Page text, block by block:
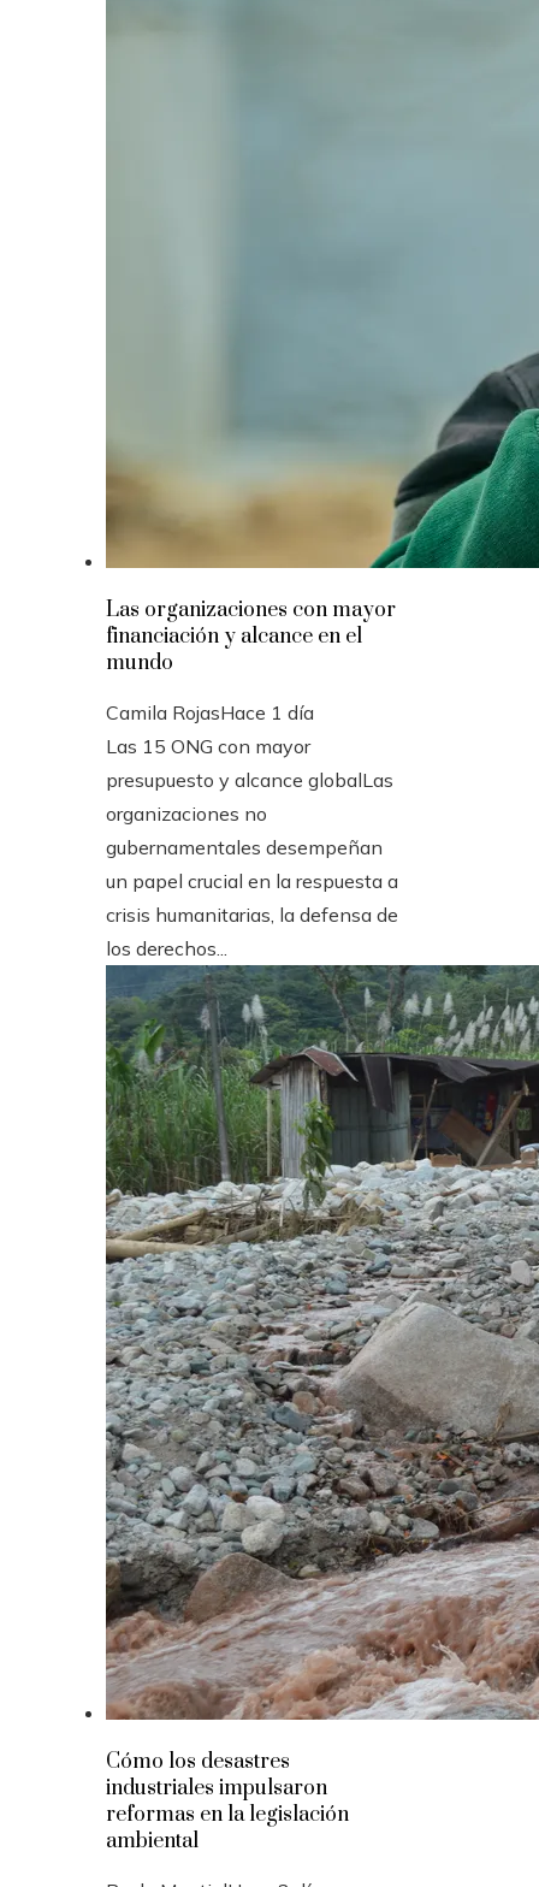
Las organizaciones con mayor
financiación y alcance en el
mundo
Camila RojasHace 1 día
Las 15 ONG con mayor
presupuesto y alcance globalLas
organizaciones no
gubernamentales desempeñan
un papel crucial en la respuesta a
crisis humanitarias, la defensa de
los derechos...
Cómo los desastres
industriales impulsaron
reformas en la legislación
ambiental